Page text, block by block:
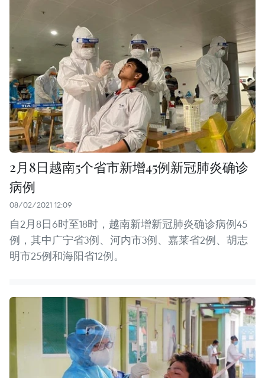
2月8日越南5个省市新增45例新冠肺炎确诊
病例
08/02/2021 12:09
自2月8日6时至18时，越南新增新冠肺炎确诊病例45
例，其中广宁省3例、河内市3例、嘉莱省2例、胡志
明市25例和海阳省12例。